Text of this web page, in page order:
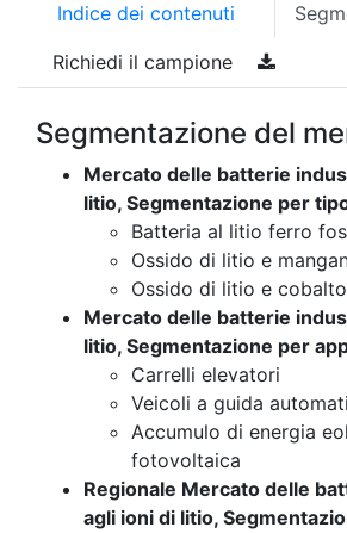
Indice dei contenuti
Richiedi il campione
Segmentazione del
Mercato delle batterie
litio, Segmentazione per
Batteria al litio ferro
Ossido di litio e
Ossido di litio e
Mercato delle batterie
litio, Segmentazione per
Carrelli elevatori
Veicoli a guida
Accumulo di energia
fotovoltaica
Regionale Mercato delle
agli ioni di litio,